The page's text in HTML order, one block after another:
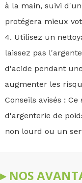
à la main, suivi
protégera mieux
4. Utilisez un
laissez pas
d'acide pendant
augmenter les
Conseils avisés :
d'argenterie de
non lourd ou un
▸ NOS